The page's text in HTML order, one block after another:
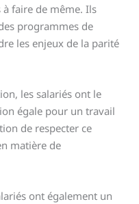
faire de même. Ils
programmes de
les enjeux de la parité
les salariés ont le
égale pour un travail
de respecter ce
matière de
ont également un